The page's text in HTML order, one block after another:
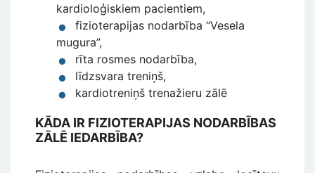
kardioloģiskiem pacientiem,
fizioterapijas nodarbība “Vesela
mugura”,
rīta rosmes nodarbība,
līdzsvara treniņš,
kardiotreniņš trenažieru zālē
KĀDA IR FIZIOTERAPIJAS NODARBĪBAS
ZĀLĒ IEDARBĪBA?